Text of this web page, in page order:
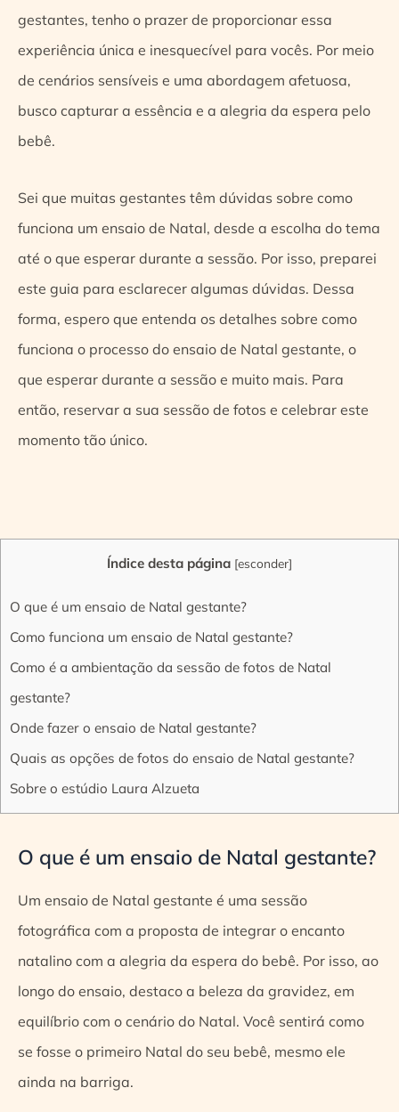
gestantes, tenho o prazer de proporcionar essa
experiência única e inesquecível para vocês. Por meio
de cenários sensíveis e uma abordagem afetuosa,
busco capturar a essência e a alegria da espera pelo
bebê.
Sei que muitas gestantes têm dúvidas sobre como
funciona um ensaio de Natal, desde a escolha do tema
até o que esperar durante a sessão. Por isso, preparei
este guia para esclarecer algumas dúvidas. Dessa
forma, espero que entenda os detalhes sobre como
funciona o processo do ensaio de Natal gestante, o
que esperar durante a sessão e muito mais. Para
então, reservar a sua sessão de fotos e celebrar este
momento tão único.
Índice desta página [esconder]
O que é um ensaio de Natal gestante?
Como funciona um ensaio de Natal gestante?
Como é a ambientação da sessão de fotos de Natal
gestante?
Onde fazer o ensaio de Natal gestante?
Quais as opções de fotos do ensaio de Natal gestante?
Sobre o estúdio Laura Alzueta
O que é um ensaio de Natal gestante?
Um ensaio de Natal gestante é uma sessão
fotográfica com a proposta de integrar o encanto
natalino com a alegria da espera do bebê. Por isso, ao
longo do ensaio, destaco a beleza da gravidez, em
equilíbrio com o cenário do Natal. Você sentirá como
se fosse o primeiro Natal do seu bebê, mesmo ele
ainda na barriga.